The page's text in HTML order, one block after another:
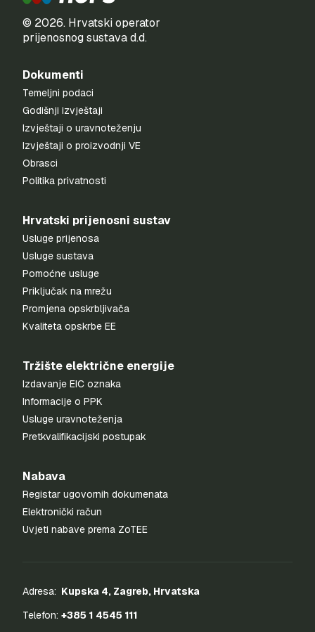
© 2026. Hrvatski operator
prijenosnog sustava d.d.
Dokumenti
Temeljni podaci
Godišnji izvještaji
Izvještaji o uravnoteženju
Izvještaji o proizvodnji VE
Obrasci
Politika privatnosti
Hrvatski prijenosni sustav
Usluge prijenosa
Usluge sustava
Pomoćne usluge
Priključak na mrežu
Promjena opskrbljivača
Kvaliteta opskrbe EE
Tržište električne energije
Izdavanje EIC oznaka
Informacije o PPK
Usluge uravnoteženja
Pretkvalifikacijski postupak
Nabava
Registar ugovornih dokumenata
Elektronički račun
Uvjeti nabave prema ZoTEE
Adresa: Kupska 4, Zagreb, Hrvatska
Telefon: +385 1 4545 111